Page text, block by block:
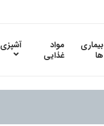
بیماری
ها
مواد
غذایی
آشپزی